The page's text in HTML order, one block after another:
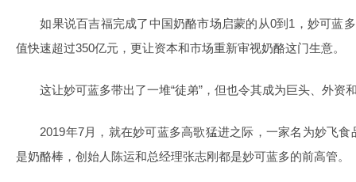
如果说百吉福完成了中国奶酪市场启蒙的从0到1，妙可蓝多
值快速超过350亿元，更让资本和市场重新审视奶酪这门生意。
这让妙可蓝多带出了一堆“徒弟”，但也令其成为巨头、外资
2019年7月，就在妙可蓝多高歌猛进之际，一家名为妙飞食
是奶酪棒，创始人陈运和总经理张志刚都是妙可蓝多的前高管。